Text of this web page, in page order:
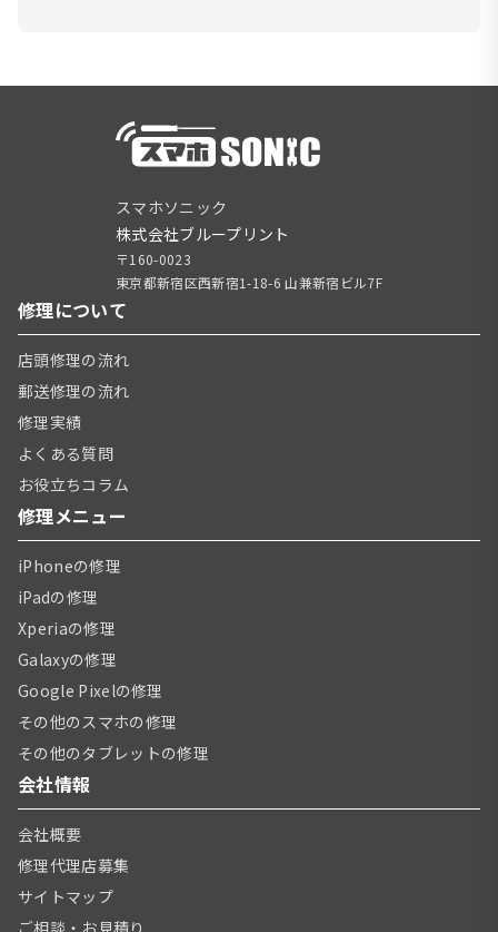
スマホソニック
株式会社ブループリント
〒160-0023
東京都新宿区西新宿1-18-6 山兼新宿ビル7F
修理について
店頭修理の流れ
郵送修理の流れ
修理実績
よくある質問
お役立ちコラム
修理メニュー
iPhoneの修理
iPadの修理
Xperiaの修理
Galaxyの修理
Google Pixelの修理
その他のスマホの修理
その他のタブレットの修理
会社情報
会社概要
修理代理店募集
サイトマップ